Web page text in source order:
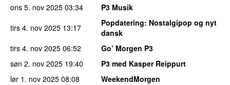
ons 5. nov 2025 03:34
P3 Musik
tirs 4. nov 2025 13:17 Popdatering: Nostalgipop og nyt
dansk
tirs 4. nov 2025 06:52
Go’ Morgen P3
søn 2. nov 2025 19:40
P3 med Kasper Reippurt
lør 1. nov 2025 08:08
WeekendMorgen